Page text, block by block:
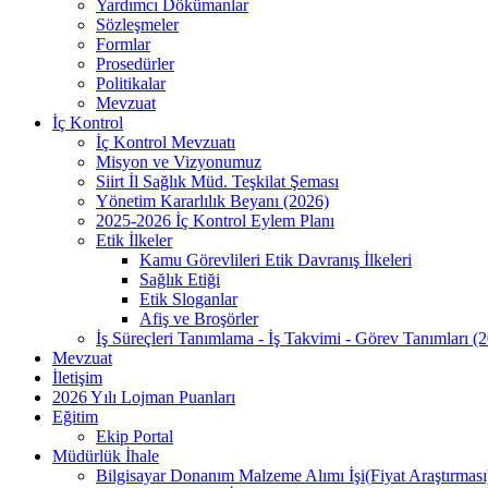
Yardımcı Dökümanlar
Sözleşmeler
Formlar
Prosedürler
Politikalar
Mevzuat
İç Kontrol
İç Kontrol Mevzuatı
Misyon ve Vizyonumuz
Siirt İl Sağlık Müd. Teşkilat Şeması
Yönetim Kararlılık Beyanı (2026)
2025-2026 İç Kontrol Eylem Planı
Etik İlkeler
Kamu Görevlileri Etik Davranış İlkeleri
Sağlık Etiği
Etik Sloganlar
Afiş ve Broşörler
İş Süreçleri Tanımlama - İş Takvimi - Görev Tanımları
Mevzuat
İletişim
2026 Yılı Lojman Puanları
Eğitim
Ekip Portal
Müdürlük İhale
Bilgisayar Donanım Malzeme Alımı İşi(Fiyat